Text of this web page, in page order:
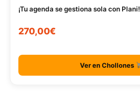
¡Tu agenda se gestiona sola con Plani!
270,00€
Ver en Chollones